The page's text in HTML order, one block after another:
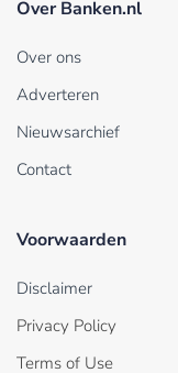
Over Banken.nl
Over ons
Adverteren
Nieuwsarchief
Contact
Voorwaarden
Disclaimer
Privacy Policy
Terms of Use